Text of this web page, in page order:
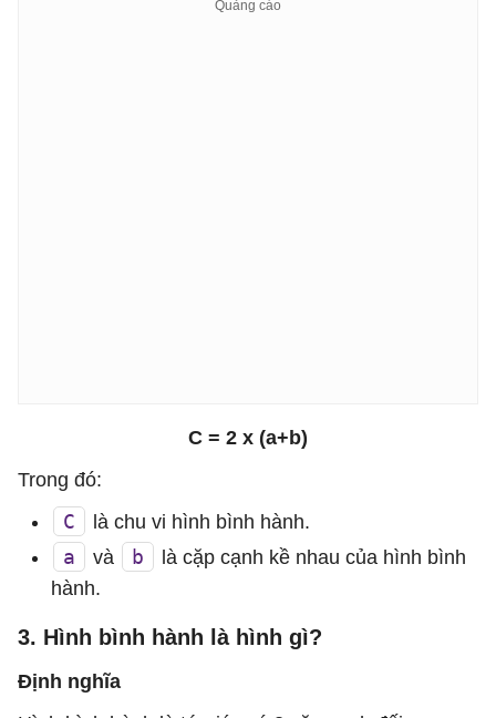
C = 2 x (a+b)
Trong đó:
C là chu vi hình bình hành.
a và b
là cặp cạnh kề nhau của hình bình
hành.
3. Hình bình hành là hình gì?
Định nghĩa